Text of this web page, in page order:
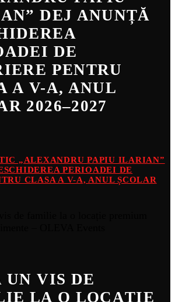
DEJ ANUNȚĂ
DE
PENTRU
A V-A, ANUL
2026–2027
„ALEXANDRU PAPIU ILARIAN”
PERIOADEI DE
CLASA A V-A, ANUL ȘCOLAR
UN VIS DE
LA O LOCAȚIE